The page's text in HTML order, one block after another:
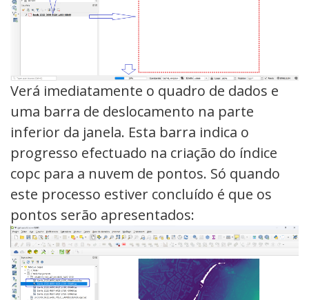
Verá imediatamente o quadro de dados e
uma barra de deslocamento na parte
inferior da janela. Esta barra indica o
progresso efectuado na criação do índice
copc para a nuvem de pontos. Só quando
este processo estiver concluído é que os
pontos serão apresentados: